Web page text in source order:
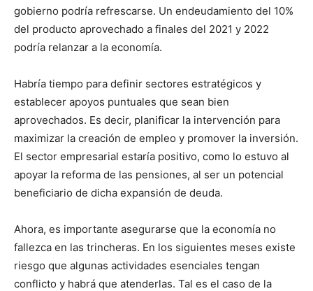
gobierno podría refrescarse. Un endeudamiento del 10%
del producto aprovechado a finales del 2021 y 2022
podría relanzar a la economía.
Habría tiempo para definir sectores estratégicos y
establecer apoyos puntuales que sean bien
aprovechados. Es decir, planificar la intervención para
maximizar la creación de empleo y promover la inversión.
El sector empresarial estaría positivo, como lo estuvo al
apoyar la reforma de las pensiones, al ser un potencial
beneficiario de dicha expansión de deuda.
Ahora, es importante asegurarse que la economía no
fallezca en las trincheras. En los siguientes meses existe
riesgo que algunas actividades esenciales tengan
conflicto y habrá que atenderlas. Tal es el caso de la